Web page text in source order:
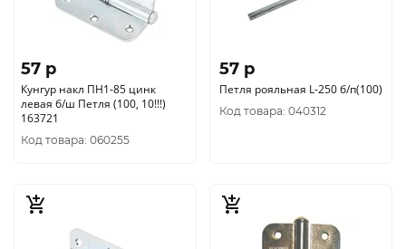
57 p
Кунгур накл ПН1-85 цинк
левая б/ш Петля (100, 10!!!)
163721
Код товара: 060255
57 p
Петля рояльная L-250 б/п(100)
Код товара: 040312